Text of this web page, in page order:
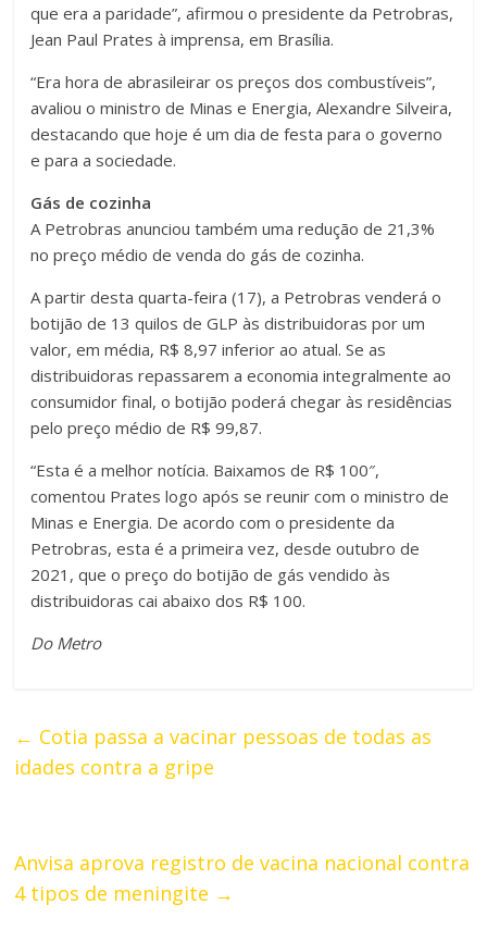
que era a paridade”, afirmou o presidente da Petrobras,
Jean Paul Prates à imprensa, em Brasília.
“Era hora de abrasileirar os preços dos combustíveis”,
avaliou o ministro de Minas e Energia, Alexandre Silveira,
destacando que hoje é um dia de festa para o governo
e para a sociedade.
Gás de cozinha
A Petrobras anunciou também uma redução de 21,3%
no preço médio de venda do gás de cozinha.
A partir desta quarta-feira (17), a Petrobras venderá o
botijão de 13 quilos de GLP às distribuidoras por um
valor, em média, R$ 8,97 inferior ao atual. Se as
distribuidoras repassarem a economia integralmente ao
consumidor final, o botijão poderá chegar às residências
pelo preço médio de R$ 99,87.
“Esta é a melhor notícia. Baixamos de R$ 100″,
comentou Prates logo após se reunir com o ministro de
Minas e Energia. De acordo com o presidente da
Petrobras, esta é a primeira vez, desde outubro de
2021, que o preço do botijão de gás vendido às
distribuidoras cai abaixo dos R$ 100.
Do Metro
← Cotia passa a vacinar pessoas de todas as
idades contra a gripe
Anvisa aprova registro de vacina nacional contra
4 tipos de meningite →